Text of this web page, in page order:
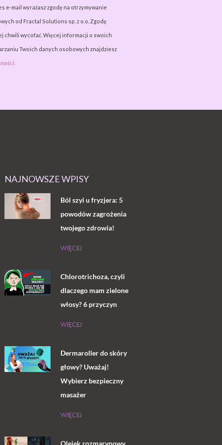
e-mail wyrażasz zgodę na otrzymywanie
od Fractal Solutions sp. z o.o. Zgodę
chwili wycofać. Więcej informacji o swoich
Twoich danych osobowych znajdziesz
NAJNOWSZE WPISY
Ból szyi u fryzjera: 5
powodów zagrożenia
twojego zdrowia!
WIĘCEJ
Chlorotrichoza, czyli
dlaczego mam zielone
włosy? 6 przyczyn
WIĘCEJ
Dermaroller do skóry
głowy? Uważaj!
Wybierz bezpieczny
masażer
WIĘCEJ
Olejek rozmarynowy